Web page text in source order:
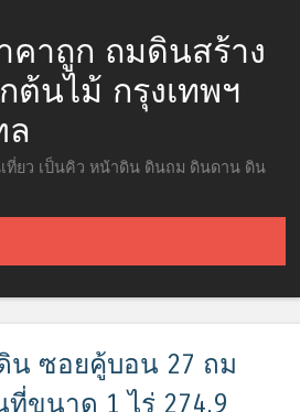
คาถูก ถมดินสร้าง
นไม้ กรุงเทพฯ
ที่ยว เป็นคิว หน้าดิน ดินถม ดินดาน ดิน
น ซอยคู้บอน 27 ถม
ขนาด 1 ไร่ 274.9